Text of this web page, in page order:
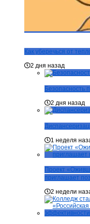
Как уберечься от
2 дня назад
Безопасность
2 дня назад
1 неделя
Проект
приглашает
2 недели